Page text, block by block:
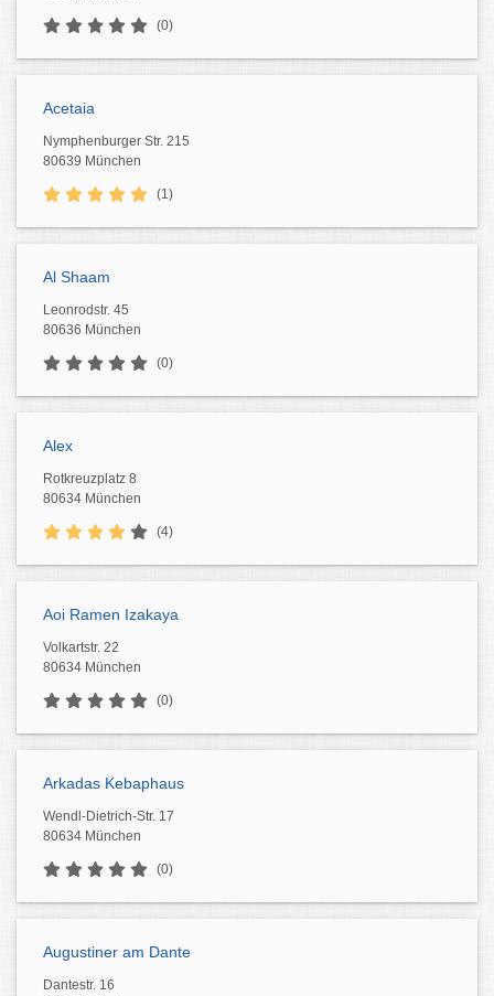
(0)
Acetaia
Nymphenburger Str. 215
80639 München
(1)
Al Shaam
Leonrodstr. 45
80636 München
(0)
Alex
Rotkreuzplatz 8
80634 München
(4)
Aoi Ramen Izakaya
Volkartstr. 22
80634 München
(0)
Arkadas Kebaphaus
Wendl-Dietrich-Str. 17
80634 München
(0)
Augustiner am Dante
Dantestr. 16